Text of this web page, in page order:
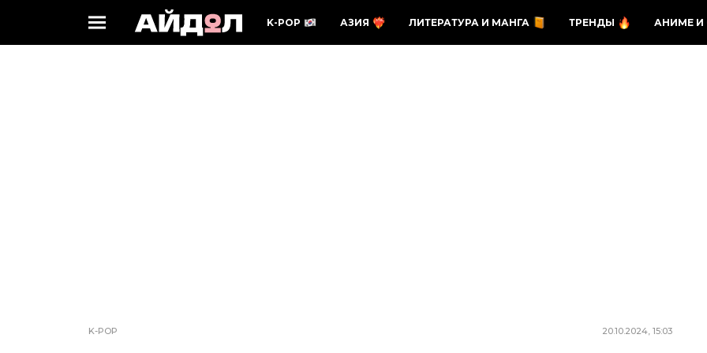
K-POP АЗИЯ ЛИТЕРАТУРА И МАНГА ТРЕНДЫ АНИМЕ И
K-POP 20.10.2024, 15:03